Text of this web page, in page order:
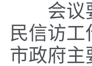
会议要
民信访
市政府主